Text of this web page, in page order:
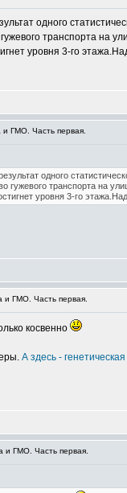
одного
транспорта на
уровня 3-го
ГМО. Часть первая.
одного
транспорта на
уровня 3-го
и ГМО. Часть первая.
косвенно
А здесь -
и ГМО. Часть первая.